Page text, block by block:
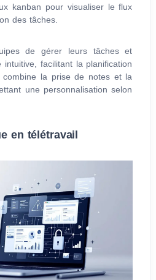
kanban pour visualiser le flux
des tâches.
de gérer leurs tâches et
facilitant la planification
combine la prise de notes et la
une personnalisation selon
en télétravail